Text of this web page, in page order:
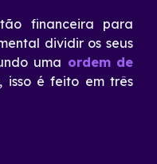
financeira para
dividir os seus
uma ordem de
isso é feito em três